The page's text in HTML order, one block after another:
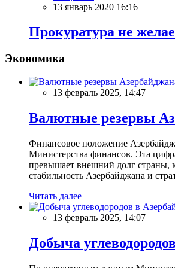
13 январь 2020 16:16
Прокуратура не
Экономика
13 февраль 2025, 14:47
Валютные резервы
Финансовое положение
Министерства финансов. Эта
превышает внешний долг страны,
стабильность Азербайджана и
Читать далее
13 февраль 2025, 14:07
Добыча